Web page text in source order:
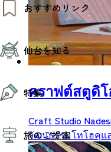
おすすめリンク
仙台夜時間
モデルコース
エリアガイド
お得なチケット
仙台を知る
エリアガイド
仙台観光PR動画ラ
仙台から行く東北
伝統的工芸品
特集
特集
夜時間トピックス
旅のご提案
คราฟต์สตูดิโ
Craft Studio
วัฒนธรรมโทโฮคุแ